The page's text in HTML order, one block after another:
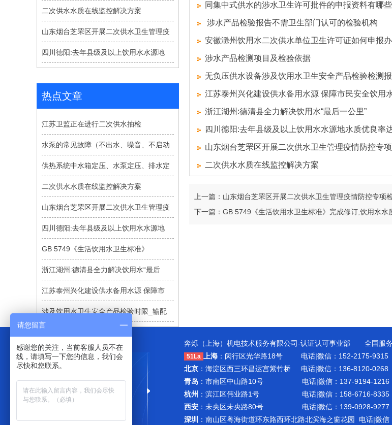
二次供水水质在线监控解决方案
山东烟台芝罘区开展二次供水卫生管理疫
四川德阳:去年县级及以上饮用水水源地
热点文章
江苏卫监正在进行二次供水抽检
水泵的常见故障（不出水、噪音、不启动
供热系统中水箱定压、水泵定压、排水定
二次供水水质在线监控解决方案
山东烟台芝罘区开展二次供水卫生管理疫
四川德阳:去年县级及以上饮用水水源地
GB 5749《生活饮用水卫生标准》
浙江湖州:德清县全力解决饮用水“最后
江苏泰州兴化建设供水备用水源 保障市
涉及饮用水卫生安全产品检验时限_输配
同集中式供水的涉水卫生许可批件的申报资料有哪些
涉水产品检验报告不需卫生部门认可的检验机构
安徽滁州饮用水二次供水单位卫生许可证如何申报办
涉水产品检测项目及检验依据
无负压供水设备涉及饮用水卫生安全产品检验检测
江苏泰州兴化建设供水备用水源 保障市民安全饮用
浙江湖州:德清县全力解决饮用水“最后一公里”
四川德阳:去年县级及以上饮用水水源地水质优良率
山东烟台芝罘区开展二次供水卫生管理疫情防控专
二次供水水质在线监控解决方案
上一篇：山东烟台芝罘区开展二次供水卫生管理疫情防控专项
下一篇：GB 5749《生活饮用水卫生标准》完成修订,饮用水水
奔烁（上海）机电技术服务有限公司-认证认可事业部 全国服
51La 上海 ：闵行区光华路18号 电话|微信：152-2175-
北京 ：海淀区西三环昌运宫紫竹桥 电话|微信：136-8120-
青岛 ：市南区中山路10号 电话|微信：137-9194-
杭州 ：滨江区伟业路1号 电话|微信：158-6716-
西安 ：未央区未央路80号 电话|微信：139-0928-
深圳
：南山区粤海街道环东路西环北路北滨海之窗花园 电话|微
请您留言
感谢您的关注，当前客服人员不在
线，请填写一下您的信息，我们会
尽快和您联系。